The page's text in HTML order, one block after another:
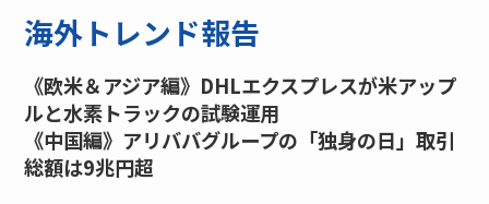
海外トレンド報告
《欧米＆アジア編》DHLエクスプレスが米アップ
ルと水素トラックの試験運用
《中国編》アリババグループの「独身の日」取引
総額は9兆円超